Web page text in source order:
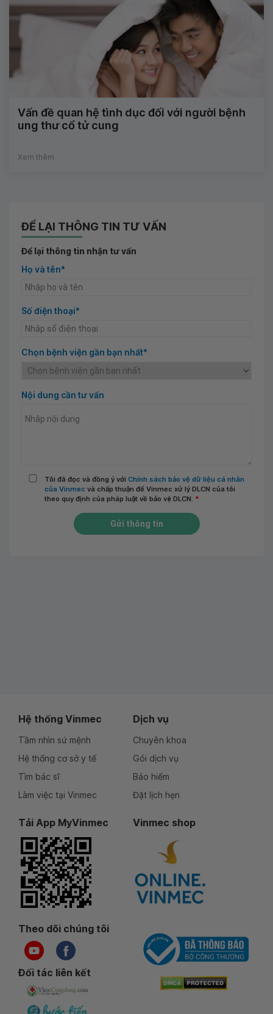
Vấn đề quan hệ tình dục đối với người bệnh
ung thư cổ tử cung
Xem thêm
ĐỂ LẠI THÔNG TIN TƯ VẤN
Để lại thông tin nhận tư vấn
Họ và tên*
Số điện thoại*
Chọn bệnh viện gần bạn nhất*
Nội dung cần tư vấn
Tôi đã đọc và đồng ý với Chính sách bảo vệ dữ liệu cá nhân
của Vinmec và chấp thuận để Vinmec xử lý DLCN của tôi
theo quy định của pháp luật về bảo vệ DLCN. *
Gửi thông tin
Hệ thống Vinmec
Tầm nhìn sứ mệnh
Hệ thống cơ sở y tế
Tìm bác sĩ
Làm việc tại Vinmec
Dịch vụ
Chuyên khoa
Gói dịch vụ
Bảo hiểm
Đặt lịch hẹn
Tải App MyVinmec Vinmec shop
Theo dõi chúng tôi
Đối tác liên kết